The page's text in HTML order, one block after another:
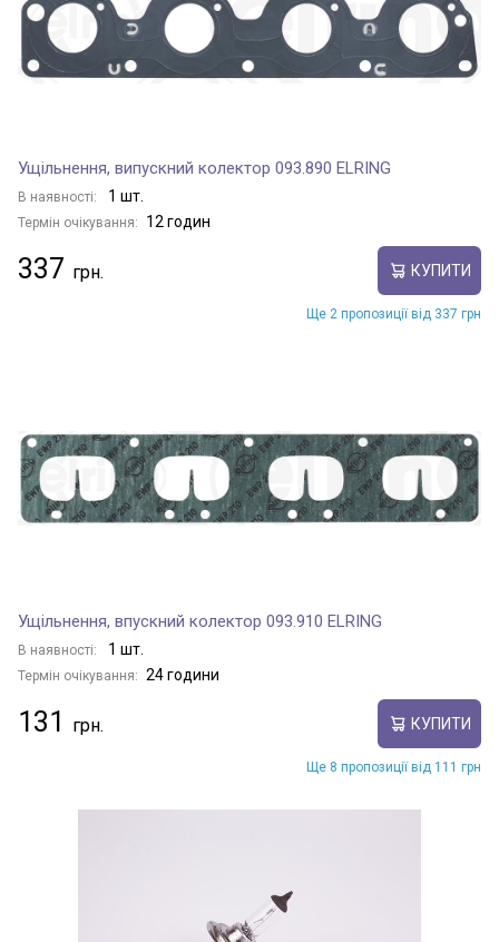
Ущільнення, випускний колектор 093.890 ELRING
В наявності: 1 шт.
Термін очікування: 12 годин
337 КУПИТИ
Ще 2 пропозиції від 337 грн
Ущільнення, впускний колектор 093.910 ELRING
В наявності: 1 шт.
Термін очікування: 24 години
131 КУПИТИ
Ще 8 пропозиції від 111 грн